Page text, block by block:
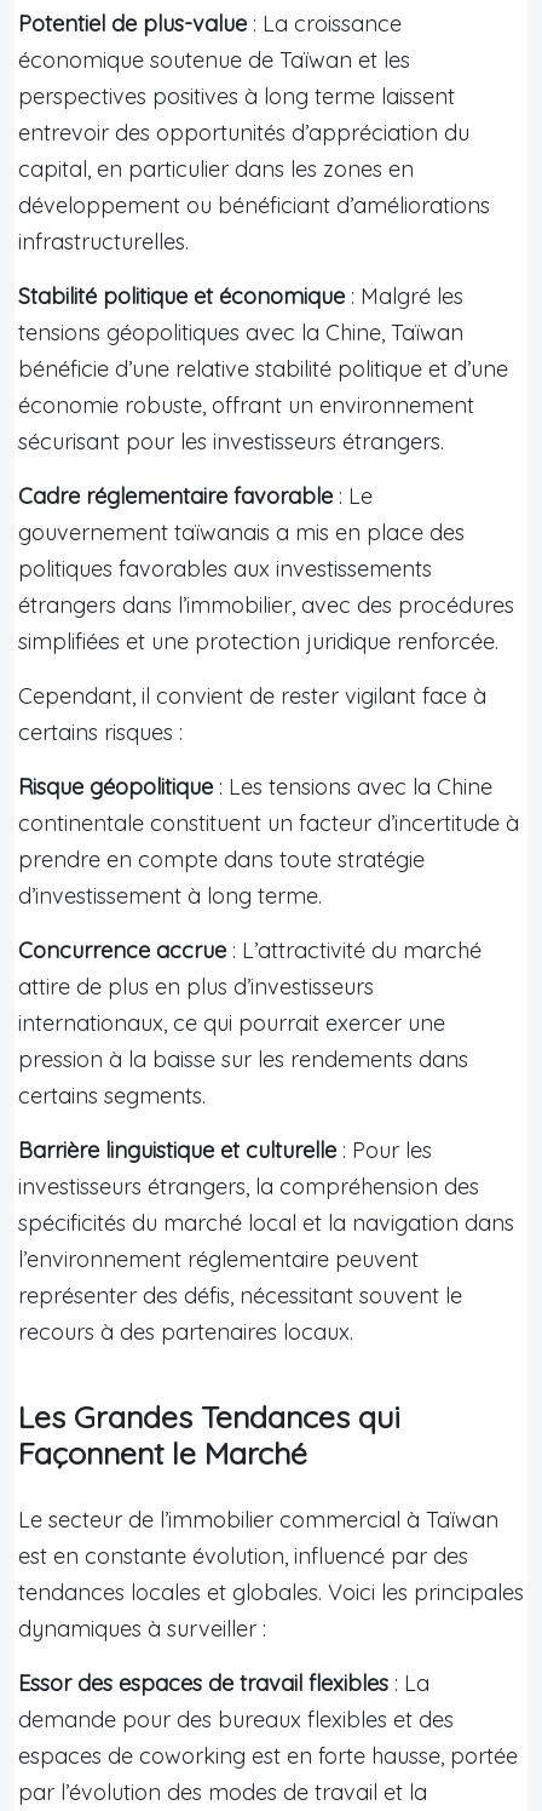
Potentiel de plus-value : La croissance
économique soutenue de Taïwan et les
perspectives positives à long terme laissent
entrevoir des opportunités d’appréciation du
capital, en particulier dans les zones en
développement ou bénéficiant d’améliorations
infrastructurelles.
Stabilité politique et économique : Malgré les
tensions géopolitiques avec la Chine, Taïwan
bénéficie d’une relative stabilité politique et d’une
économie robuste, offrant un environnement
sécurisant pour les investisseurs étrangers.
Cadre réglementaire favorable : Le
gouvernement taïwanais a mis en place des
politiques favorables aux investissements
étrangers dans l’immobilier, avec des procédures
simplifiées et une protection juridique renforcée.
Cependant, il convient de rester vigilant face à
certains risques :
Risque géopolitique : Les tensions avec la Chine
continentale constituent un facteur d’incertitude à
prendre en compte dans toute stratégie
d’investissement à long terme.
Concurrence accrue : L’attractivité du marché
attire de plus en plus d’investisseurs
internationaux, ce qui pourrait exercer une
pression à la baisse sur les rendements dans
certains segments.
Barrière linguistique et culturelle : Pour les
investisseurs étrangers, la compréhension des
spécificités du marché local et la navigation dans
l’environnement réglementaire peuvent
représenter des défis, nécessitant souvent le
recours à des partenaires locaux.
Les Grandes Tendances qui
Façonnent le Marché
Le secteur de l’immobilier commercial à Taïwan
est en constante évolution, influencé par des
tendances locales et globales. Voici les principales
dynamiques à surveiller :
Essor des espaces de travail flexibles : La
demande pour des bureaux flexibles et des
espaces de coworking est en forte hausse, portée
par l’évolution des modes de travail et la